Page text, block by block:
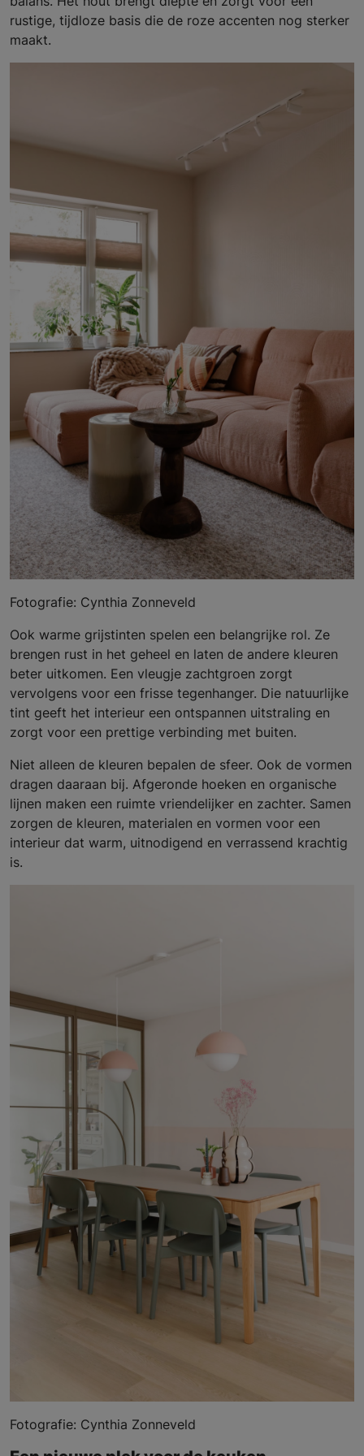
rustige, tijdloze basis die de roze accenten nog sterker
maakt.
Fotografie: Cynthia Zonneveld
Ook warme grijstinten spelen een belangrijke rol. Ze
brengen rust in het geheel en laten de andere kleuren
beter uitkomen. Een vleugje zachtgroen zorgt
vervolgens voor een frisse tegenhanger. Die natuurlijke
tint geeft het interieur een ontspannen uitstraling en
zorgt voor een prettige verbinding met buiten.
Niet alleen de kleuren bepalen de sfeer. Ook de vormen
dragen daaraan bij. Afgeronde hoeken en organische
lijnen maken een ruimte vriendelijker en zachter. Samen
zorgen de kleuren, materialen en vormen voor een
interieur dat warm, uitnodigend en verrassend krachtig
is.
Fotografie: Cynthia Zonneveld